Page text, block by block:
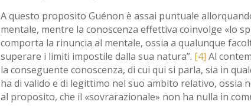
A questo proposito Guénon è assai puntuale
mentale, mentre la conoscenza effettiva coinvolge «lo
comporta la rinuncia al mentale, ossia a qualunque
superare i limiti impostile dalla sua natura”. [4] Al
la conseguente conoscenza, di cui qui si parla, sia in
ha di valido e di legittimo nel suo ambito relativo, ossia
al proposito, che il «sovrarazionale» non ha nulla in